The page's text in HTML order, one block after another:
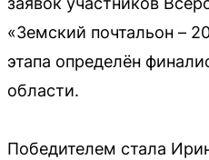
«Земский почтальон –
этапа определён
области.
Победителем стала